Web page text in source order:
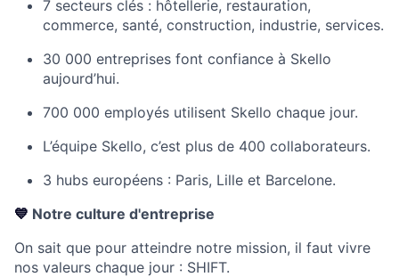
7 secteurs clés : hôtellerie, restauration,
commerce, santé, construction, industrie, services.
30 000 entreprises font confiance à Skello
aujourd’hui.
700 000 employés utilisent Skello chaque jour.
L’équipe Skello, c’est plus de 400 collaborateurs.
3 hubs européens : Paris, Lille et Barcelone.
💙 Notre culture d'entreprise
On sait que pour atteindre notre mission, il faut vivre
nos valeurs chaque jour : SHIFT.